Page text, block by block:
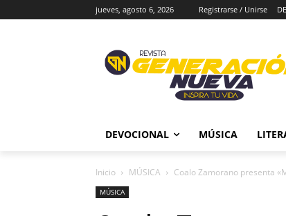
jueves, agosto 6, 2026 Registrarse / Unirse
DEVOCIONAL MÚSICA
Inicio MÚSICA Coalo Zamorano presenta
MÚSICA